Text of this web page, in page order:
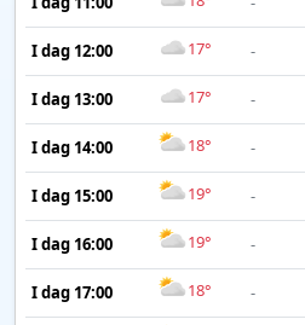
I dag 12:00 17° -
I dag 13:00 17° -
I dag 14:00 18° -
I dag 15:00 19° -
I dag 16:00 19° -
I dag 17:00 18° -